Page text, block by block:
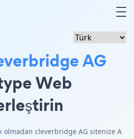
AG
Web
olmadan cleverbridge AG sitenize A